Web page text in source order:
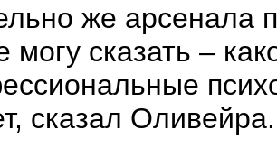
же арсенала
могу сказать –
сказал Оливейра.